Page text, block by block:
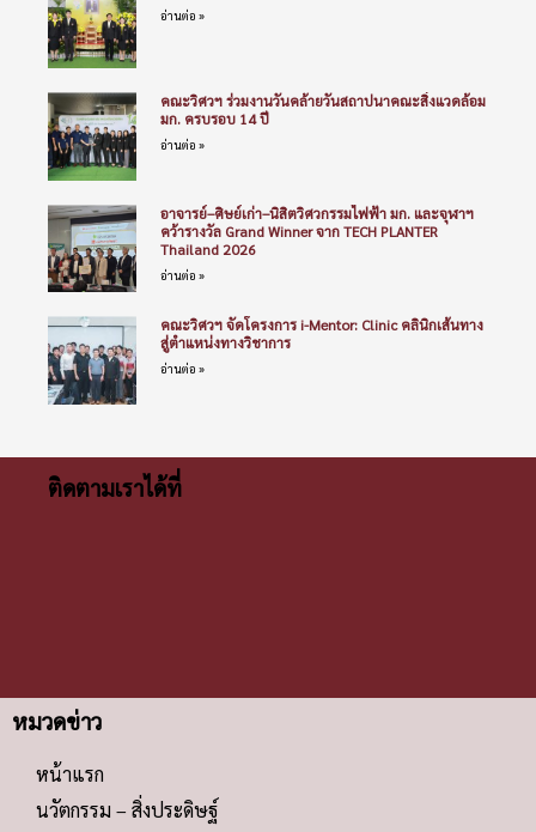
อ่านต่อ »
คณะวิศวฯ ร่วมงานวันคล้ายวันสถาปนาคณะสิ่งแวดล้อม
มก. ครบรอบ 14 ปี
อ่านต่อ »
อาจารย์–ศิษย์เก่า–นิสิตวิศวกรรมไฟฟ้า มก. และจุฬาฯ
คว้ารางวัล Grand Winner จาก TECH PLANTER
Thailand 2026
อ่านต่อ »
คณะวิศวฯ จัดโครงการ i-Mentor: Clinic คลินิกเส้นทาง
สู่ตำแหน่งทางวิชาการ
อ่านต่อ »
ติดตามเราได้ที่
หมวดข่าว
หน้าแรก
นวัตกรรม – สิ่งประดิษฐ์